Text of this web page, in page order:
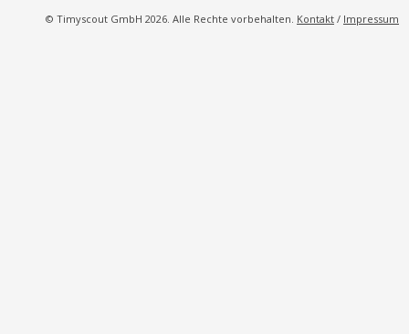
© Timyscout GmbH 2026. Alle Rechte vorbehalten. Kontakt / Impressum